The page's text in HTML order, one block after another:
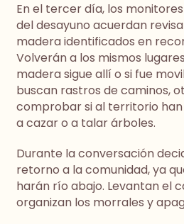
En el tercer día, los
del desayuno acuerdan
madera identificados en
Volverán a los mismos
madera sigue allí o si fue
buscan rastros de caminos,
comprobar si al territorio
a cazar o a talar árboles.
Durante la conversación
retorno a la comunidad, ya
harán río abajo. Levantan el
organizan los morrales y